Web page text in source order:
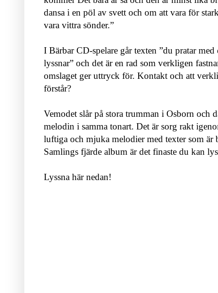
dansa i en pöl av svett och om att vara för
vara vittra sönder.”
I Bärbar CD-spelare går texten ”du pratar
lyssnar” och det är en rad som verkligen
omslaget ger uttryck för. Kontakt och att
förstår?
Vemodet slår på stora trumman i Osborn och
melodin i samma tonart. Det är sorg rakt
luftiga och mjuka melodier med texter som är
Samlings fjärde album är det finaste du kan
Lyssna här nedan!